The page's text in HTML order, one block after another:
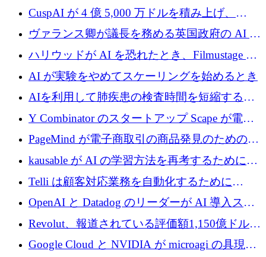
子力タービンが1500万ポンドの資金調達でス
テルスから浮上
CuspAI が 4 億 5,000 万ドルを積み上げ、
Resist.UA が 5,000 万ユーロの基金を立ち上
げ、DSIT が廃止される
ヴァランス卿が議長を務める英国政府の AI タ
スクフォースが発足
ハリウッドが AI を恐れたとき、Filmustage は
代わりにプリプロダクションに賭けました
AI が実験をやめてスケーリングを始めるとき
AIを利用して肺疾患の検査時間を短縮する英
国のヘルステック挑戦者が1900万ドルを獲得
Y Combinator のスタートアップ Scape が電子
メールを再考するために 320 万ドルを調達し
てステルスから浮上
PageMind が電子商取引の商品発見のための
AI を拡張するために 120 万ユーロを調達
kausable が AI の学習方法を再考するために
1,200 万ユーロを調達
Telli は顧客対応業務を自動化するために
1,500 万ドルのシードを確保
OpenAI と Datadog のリーダーが AI 導入スタ
ートアップ Arrakis を支援
Revolut、報道されている評価額1,150億ドルで
の新たな二次株式売却を確認
Google Cloud と NVIDIA が microagi の具現化